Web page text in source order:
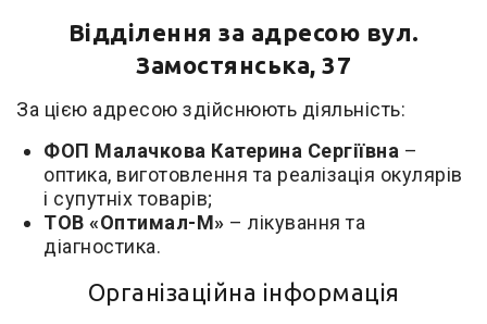
Відділення за адресою вул.
Замостянська, 37
За цією адресою здійснюють діяльність:
ФОП Малачкова Катерина Сергіївна –
оптика, виготовлення та реалізація окулярів
і супутніх товарів;
ТОВ «Оптимал-М» – лікування та
діагностика.
Організаційна інформація